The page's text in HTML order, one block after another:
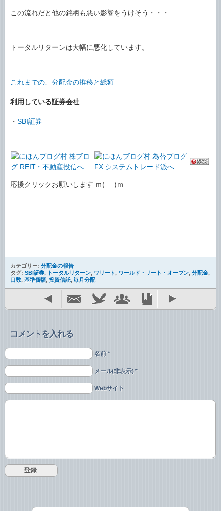
この流れだと他の銘柄も悪い影響をうけそう・・・
トータルリターンは大幅に悪化しています。
これまでの、分配金の推移と総額
利用している証券会社
・ SBI証券
応援クリックお願いします ｍ(_ _)ｍ
カテゴリー: 分配金の報告
タグ: SBI証券, トータルリターン, ワリート, ワールド・リート・オープン, 分配金,
口数, 基準価額, 投資信託, 毎月分配
コメントを入れる
名前 *
メール(非表示) *
Webサイト